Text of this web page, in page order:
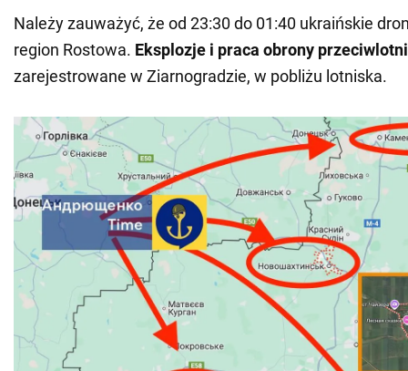
Należy zauważyć, że od 23:30 do 01:40 ukraińskie
region Rostowa. Eksplozje i praca obrony
zarejestrowane w Ziarnogradzie, w pobliżu lotniska.